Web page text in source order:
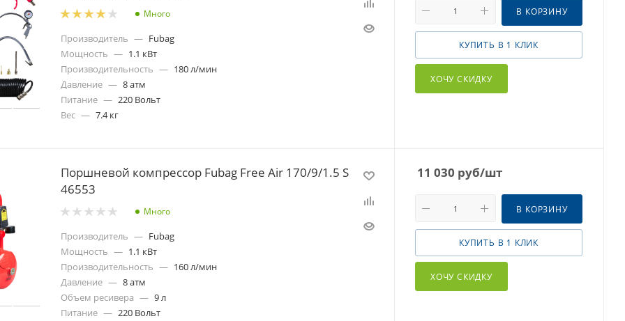
Много
Производитель — Fubag
Мощность — 1.1 кВт
Производительность — 180 л/мин
Давление — 8 атм
Питание — 220 Вольт
Вес — 7.4 кг
В КОРЗИНУ
КУПИТЬ В 1 КЛИК
ХОЧУ СКИДКУ
Поршневой компрессор Fubag Free Air 170/9/1.5 S
46553
Много
Производитель — Fubag
Мощность — 1.1 кВт
Производительность — 160 л/мин
Давление — 8 атм
Объем ресивера — 9 л
Питание — 220 Вольт
11 030 руб/шт
В КОРЗИНУ
КУПИТЬ В 1 КЛИК
ХОЧУ СКИДКУ